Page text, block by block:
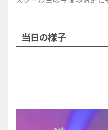
当日の様子